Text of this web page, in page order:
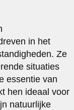
in het
Ze
situaties
essentie van
hen ideaal voor
natuurlijke